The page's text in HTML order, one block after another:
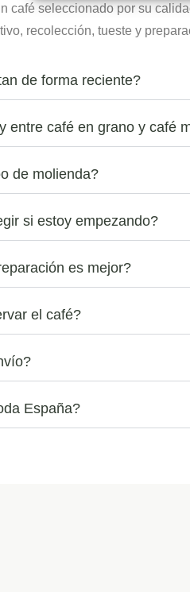
café seleccionado por su
recolección, tueste y
de forma reciente?
entre café en grano y café
de molienda?
si estoy empezando?
es mejor?
el café?
España?